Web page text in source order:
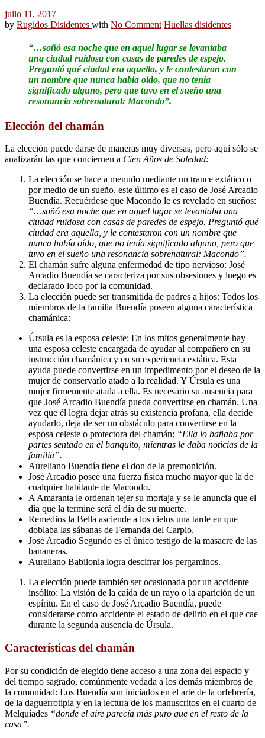
julio 11, 2017
by Rugidos Disidentes with No Comment Huellas disidentes
“…soñó esa noche que en aquel lugar se levantaba
una ciudad ruidosa con casas de paredes de espejo.
Preguntó qué ciudad era aquella, y le contestaron con
un nombre que nunca había oído, que no tenía
significado alguno, pero que tuvo en el sueño una
resonancia sobrenatural: Macondo”.
Elección del chamán
La elección puede darse de maneras muy diversas, pero aquí sólo se
analizarán las que conciernen a Cien Años de Soledad:
La elección se hace a menudo mediante un trance extático o
por medio de un sueño, este último es el caso de José Arcadio
Buendía. Recuérdese que Macondo le es revelado en sueños:
“…soñó esa noche que en aquel lugar se levantaba una
ciudad ruidosa con casas de paredes de espejo. Preguntó qué
ciudad era aquella, y le contestaron con un nombre que
nunca había oído, que no tenía significado alguno, pero que
tuvo en el sueño una resonancia sobrenatural: Macondo”.
El chamán sufre alguna enfermedad de tipo nervioso: José
Arcadio Buendía se caracteriza por sus obsesiones y luego es
declarado loco por la comunidad.
La elección puede ser transmitida de padres a hijos: Todos los
miembros de la familia Buendía poseen alguna característica
chamánica:
Úrsula es la esposa celeste: En los mitos generalmente hay
una esposa celeste encargada de ayudar al compañero en su
instrucción chamánica y en su experiencia extática. Esta
ayuda puede convertirse en un impedimento por el deseo de la
mujer de conservarlo atado a la realidad. Y Úrsula es una
mujer firmemente atada a ella. Es necesario su ausencia para
que José Arcadio Buendía pueda convertirse en chamán. Una
vez que él logra dejar atrás su existencia profana, ella decide
ayudarlo, deja de ser un obstáculo para convertirse en la
esposa celeste o protectora del chamán: “Ella lo bañaba por
partes sentado en el banquito, mientras le daba noticias de la
familia”.
Aureliano Buendía tiene el don de la premonición.
José Arcadio posee una fuerza física mucho mayor que la de
cualquier habitante de Macondo.
A Amaranta le ordenan tejer su mortaja y se le anuncia que el
día que la termine será el día de su muerte.
Remedios la Bella asciende a los cielos una tarde en que
doblaba las sábanas de Fernanda del Carpio.
José Arcadio Segundo es el único testigo de la masacre de las
bananeras.
Aureliano Babilonia logra descifrar los pergaminos.
La elección puede también ser ocasionada por un accidente
insólito: La visión de la caída de un rayo o la aparición de un
espíritu. En el caso de José Arcadio Buendía, puede
considerarse como accidente el estado de delirio en el que cae
durante la segunda ausencia de Úrsula.
Características del chamán
Por su condición de elegido tiene acceso a una zona del espacio y
del tiempo sagrado, comúnmente vedada a los demás miembros de
la comunidad: Los Buendía son iniciados en el arte de la orfebrería,
de la daguerrotipia y en la lectura de los manuscritos en el cuarto de
Melquíades “donde el aire parecía más puro que en el resto de la
casa”.